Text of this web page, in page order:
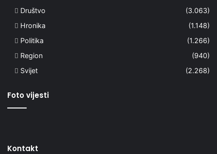
Društvo
(3.063)
Hronika
(1.148)
Politika
(1.266)
Region
(940)
Svijet
(2.268)
Foto vijesti
Kontakt